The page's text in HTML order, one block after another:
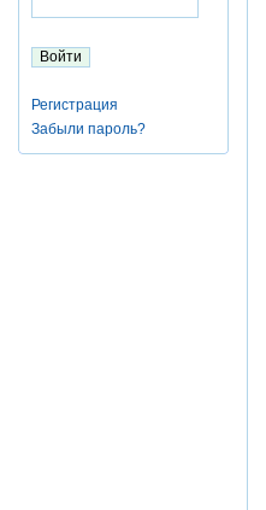
Регистрация
Забыли пароль?